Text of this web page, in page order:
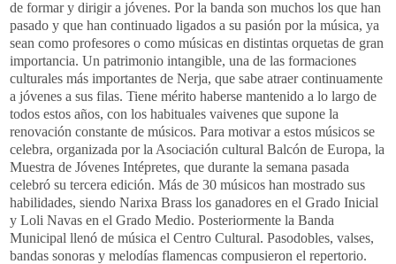
de formar y dirigir a jóvenes. Por la banda son muchos los que han
pasado y que han continuado ligados a su pasión por la música, ya
sean como profesores o como músicas en distintas orquetas de gran
importancia. Un patrimonio intangible, una de las formaciones
culturales más importantes de Nerja, que sabe atraer continuamente
a jóvenes a sus filas. Tiene mérito haberse mantenido a lo largo de
todos estos años, con los habituales vaivenes que supone la
renovación constante de músicos. Para motivar a estos músicos se
celebra, organizada por la Asociación cultural Balcón de Europa, la
Muestra de Jóvenes Intépretes, que durante la semana pasada
celebró su tercera edición. Más de 30 músicos han mostrado sus
habilidades, siendo Narixa Brass los ganadores en el Grado Inicial
y Loli Navas en el Grado Medio. Posteriormente la Banda
Municipal llenó de música el Centro Cultural. Pasodobles, valses,
bandas sonoras y melodías flamencas compusieron el repertorio.